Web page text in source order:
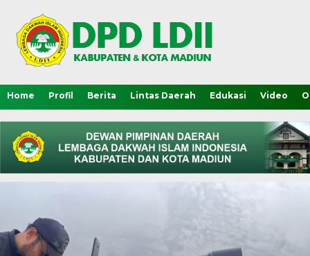
Home Profil Berita Lintas Daerah Edukasi Video